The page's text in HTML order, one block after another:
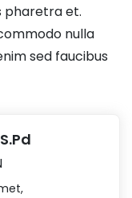
pharetra et.
nulla
sed faucibus